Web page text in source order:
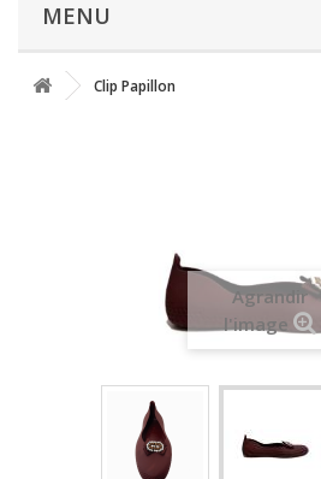
MENU
Clip Papillon
Agrandir
l'image